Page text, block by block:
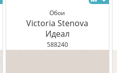
Обои
Victoria Stenova
Идеал
588240